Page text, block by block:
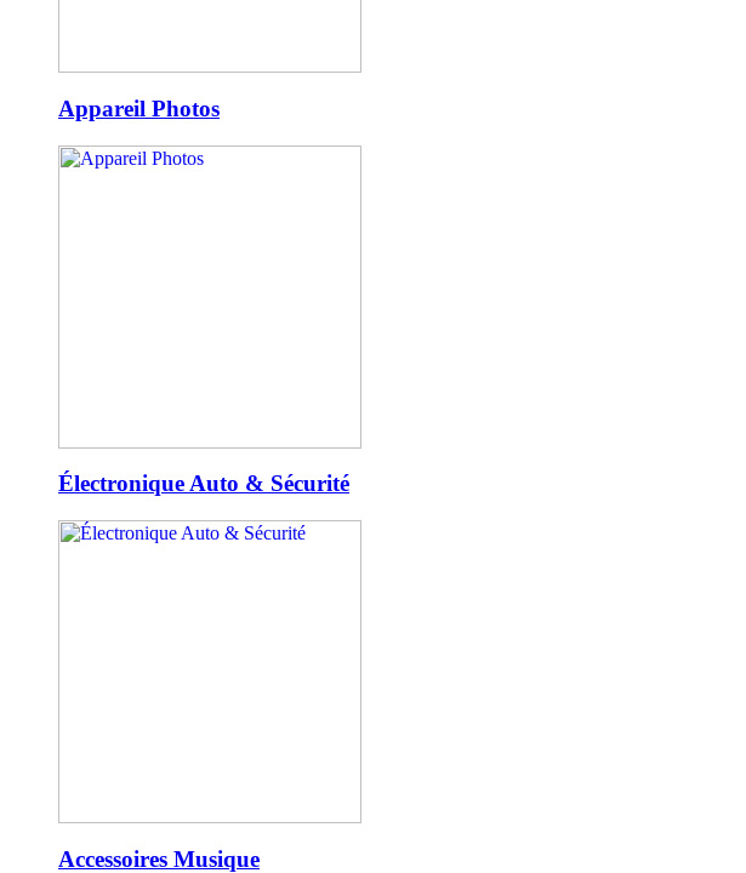
Appareil Photos
Électronique Auto & Sécurité
Accessoires Musique